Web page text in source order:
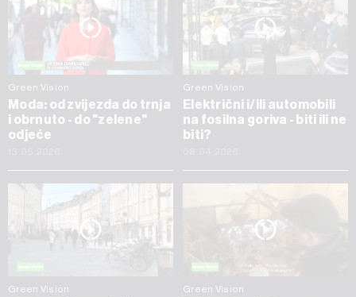
Green Vision
Moda: od zvijezda do trnja
i obrnuto - do "zelene"
odjeće
Green Vision
Električni i/ili automobili
na fosilna goriva - biti ili ne
biti?
Green Vision Green Vision